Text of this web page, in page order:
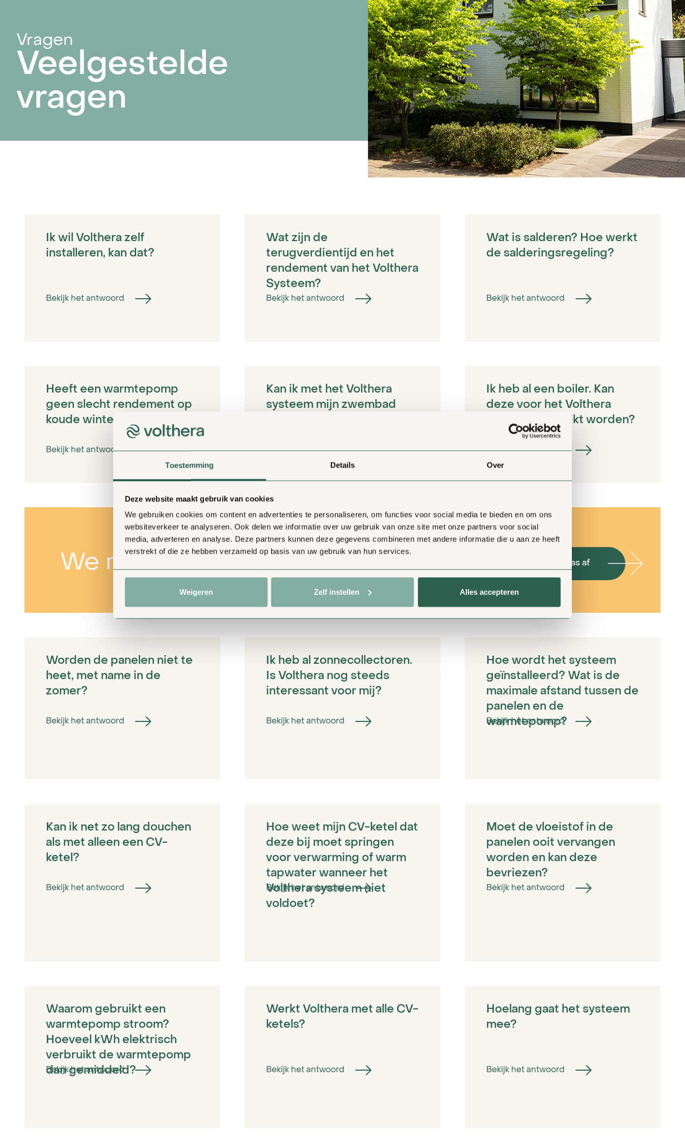
Toestemming Details Over
Deze website maakt gebruik van cookies
We gebruiken cookies om content en advertenties te personaliseren, om functies voor social media te bieden en om ons
websiteverkeer te analyseren. Ook delen we informatie over uw gebruik van onze site met onze partners voor social
media, adverteren en analyse. Deze partners kunnen deze gegevens combineren met andere informatie die u aan ze heeft
verstrekt of die ze hebben verzameld op basis van uw gebruik van hun services.
Weigeren Zelf instellen Alles accepteren
Smart home
oplossingen en
management
voor
corporatiewoningen
garanties
Veelgestelde vragen
Contact
Vragen
Veelgestelde
vragen
Ik wil Volthera zelf
installeren, kan dat?
Bekijk het antwoord
Wat zijn de
terugverdientijd en het
rendement van het Volthera
Systeem?
Bekijk het antwoord
Wat is salderen? Hoe werkt
de salderingsregeling?
Bekijk het antwoord
Heeft een warmtepomp
geen slecht rendement op
koude winterdagen?
Bekijk het antwoord
Kan ik met het Volthera
systeem mijn zwembad
Bekijk het antwoord
Ik heb al een boiler. Kan
deze voor het Volthera
systeem gebruikt worden?
Bekijk het antwoord
We moeten allemaal van het gas af Van het gas af
Worden de panelen niet te
heet, met name in de
zomer?
Bekijk het antwoord
Ik heb al zonnecollectoren.
Is Volthera nog steeds
interessant voor mij?
Bekijk het antwoord
Hoe wordt het systeem
geïnstalleerd? Wat is de
maximale afstand tussen de
panelen en de
warmtepomp?
Bekijk het antwoord
Kan ik net zo lang douchen
als met alleen een CV-
ketel?
Bekijk het antwoord
Hoe weet mijn CV-ketel dat
deze bij moet springen
voor verwarming of warm
tapwater wanneer het
Volthera systeem niet
voldoet?
Bekijk het antwoord
Moet de vloeistof in de
panelen ooit vervangen
worden en kan deze
bevriezen?
Bekijk het antwoord
Waarom gebruikt een
warmtepomp stroom?
Hoeveel kWh elektrisch
verbruikt de warmtepomp
dan gemiddeld?
Bekijk het antwoord
Werkt Volthera met alle CV-
ketels?
Bekijk het antwoord
Hoelang gaat het systeem
mee?
Bekijk het antwoord